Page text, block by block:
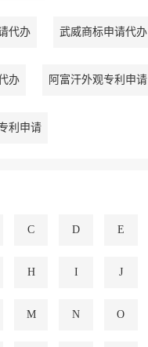
代办 武威商标申请代办
办 阿富汗外观专利申请
利申请
C D E
H I J
M N O